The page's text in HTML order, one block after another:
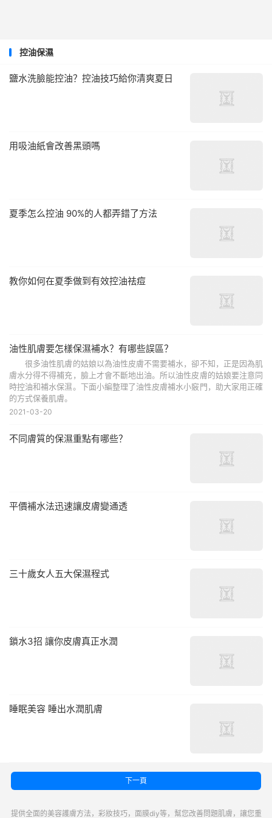
控油保濕
鹽水洗臉能控油？控油技巧給你清爽夏日
用吸油紙會改善黑頭嗎
夏季怎么控油 90%的人都弄錯了方法
教你如何在夏季做到有效控油祛痘
油性肌膚要怎樣保濕補水？有哪些誤區？
很多油性肌膚的姑娘以為油性皮膚不需要補水，卻不知，正是因為肌
膚水分得不得補充，臉上才會不斷地出油。所以油性皮膚的姑娘要注意同
時控油和補水保濕。下面小編整理了油性皮膚補水小竅門，助大家用正確
的方式保養肌膚。
2021-03-20
不同膚質的保濕重點有哪些？
平價補水法迅速讓皮膚變通透
三十歲女人五大保濕程式
鎖水3招 讓你皮膚真正水潤
睡眠美容 睡出水潤肌膚
下一頁
提供全面的美容護膚方法，彩妝技巧，面膜diy等，幫您改善問題肌膚，讓您重